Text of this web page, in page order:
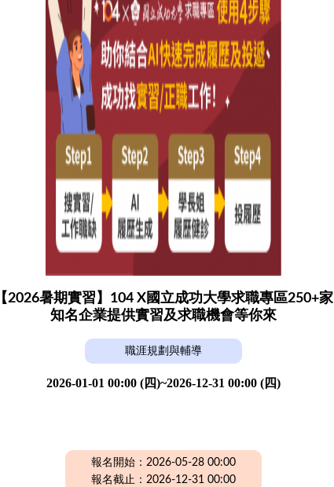
【2026暑期實習】104 X國立成功大學求職專區250+家
知名企業提供實習及求職機會等你來
職涯規劃與輔導
2026-01-01 00:00 (四)~2026-12-31 00:00 (四)
報名開始：2026-05-28 00:00
報名截止：2026-12-31 00:00